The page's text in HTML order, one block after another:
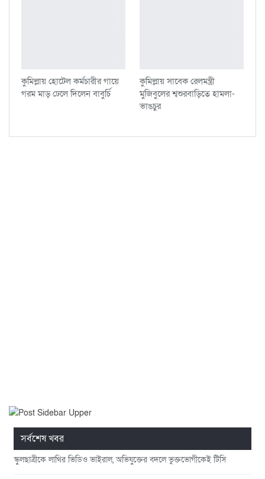
কুমিল্লায় হোটেল কর্মচারীর গায়ে
গরম মাড় ঢেলে দিলেন বাবুর্চি
কুমিল্লায় সাবেক রেলমন্ত্রী
মুজিবুলের শ্বশুরবাড়িতে হামলা-
ভাঙচুর
সর্বশেষ খবর
স্কুলছাত্রীকে লাথির ভিডিও ভাইরাল, অভিযুক্তের বদলে ভুক্তভোগীকেই টিসি